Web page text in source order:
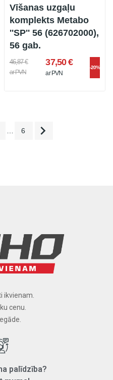
Vīšanas uzgaļu
komplekts Metabo
''SP'' 56 (626702000),
56 gab.
46,87 €
ar PVN
37,50 €
ar PVN
-20%
6 
ikvienam.
cenu.
palīdzība?